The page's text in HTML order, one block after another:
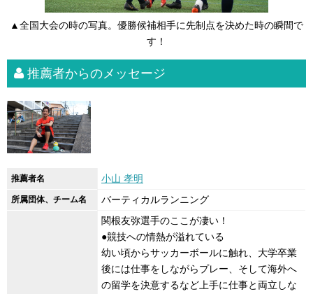
▲全国大会の時の写真。優勝候補相手に先制点を決めた時の瞬間で
す！
推薦者からのメッセージ
推薦者名 小山 孝明
所属団体、チーム名 バーティカルランニング
関根友弥選手のここが凄い！
●競技への情熱が溢れている
幼い頃からサッカーボールに触れ、大学卒業
後には仕事をしながらプレー、そして海外へ
の留学を決意するなど上手に仕事と両立しな